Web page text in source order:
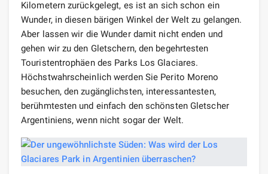
Kilometern zurückgelegt, es ist an sich schon ein
Wunder, in diesen bärigen Winkel der Welt zu gelangen.
Aber lassen wir die Wunder damit nicht enden und
gehen wir zu den Gletschern, den begehrtesten
Touristentrophäen des Parks Los Glaciares.
Höchstwahrscheinlich werden Sie Perito Moreno
besuchen, den zugänglichsten, interessantesten,
berühmtesten und einfach den schönsten Gletscher
Argentiniens, wenn nicht sogar der Welt.